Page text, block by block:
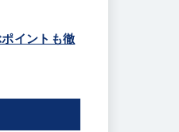
イントも徹